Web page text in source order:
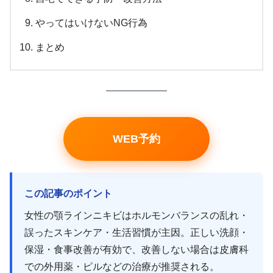
やってはいけないNG行為
まとめ
WEB予約
この記事のポイント
女性の顎ラインニキビはホルモンバランスの乱れ・
誤ったスキンケア・生活習慣が主因。正しい洗顔・
保湿・食事改善が有効で、改善しない場合は皮膚科
での外用薬・ピルなどの治療が推奨される。